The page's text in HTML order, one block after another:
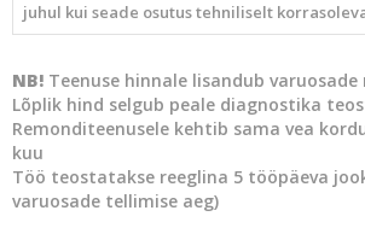
juhul kui seade osutus tehniliselt
NB! Teenuse hinnale lisandub varuosade
Lõplik hind selgub peale diagnostika
Remonditeenusele kehtib sama vea
kuu
Töö teostatakse reeglina 5 tööpäeva
varuosade tellimise aeg)